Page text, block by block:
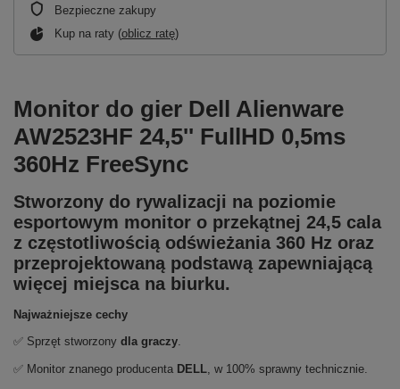
Bezpieczne zakupy
Kup na raty (oblicz ratę)
Monitor do gier Dell Alienware
AW2523HF 24,5'' FullHD 0,5ms
360Hz FreeSync
Stworzony do rywalizacji na poziomie
esportowym monitor o przekątnej 24,5 cala
z częstotliwością odświeżania 360 Hz oraz
przeprojektowaną podstawą zapewniającą
więcej miejsca na biurku.
Najważniejsze cechy
✅ Sprzęt stworzony dla graczy.
✅ Monitor znanego producenta DELL, w 100% sprawny technicznie.